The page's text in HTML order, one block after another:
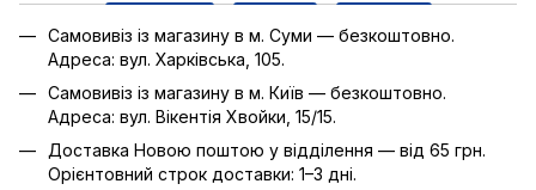
Самовивіз із магазину в м. Суми — безкоштовно.
Адреса: вул. Харківська, 105.
Самовивіз із магазину в м. Київ — безкоштовно.
Адреса: вул. Вікентія Хвойки, 15/15.
Доставка Новою поштою у відділення — від 65 грн.
Орієнтовний строк доставки: 1–3 дні.